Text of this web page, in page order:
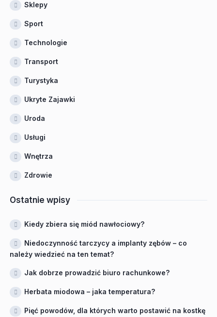
Sklepy
Sport
Technologie
Transport
Turystyka
Ukryte Zajawki
Uroda
Usługi
Wnętrza
Zdrowie
Ostatnie wpisy
Kiedy zbiera się miód nawłociowy?
Niedoczynność tarczycy a implanty zębów – co
należy wiedzieć na ten temat?
Jak dobrze prowadzić biuro rachunkowe?
Herbata miodowa – jaka temperatura?
Pięć powodów, dla których warto postawić na kostkę